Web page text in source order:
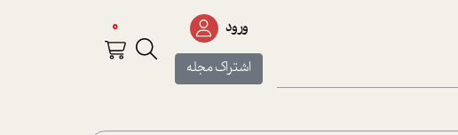
ورود
اشتراک مجله
0